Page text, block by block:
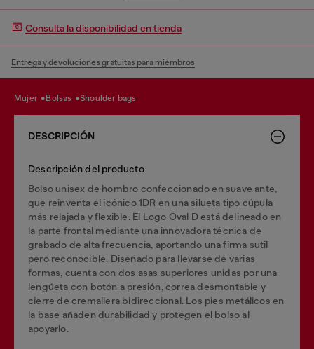
Consulta la disponibilidad en tienda
Entrega y devoluciones gratuitas para miembros
mujer bolsas shoulder bags
DESCRIPCIÓN
Descripción del producto
Bolso unisex de hombro confeccionado en suave ante,
que reinventa el icónico 1DR en una silueta tipo cúpula
más relajada y flexible. El Logo Oval D está delineado en
la parte frontal mediante una innovadora técnica de
grabado de alta frecuencia, aportando una firma sutil
pero reconocible. Diseñado para llevarse de varias
formas, cuenta con dos asas superiores unidas por una
lengüeta con botón a presión, correa desmontable y
cierre de cremallera bidireccional. Los pies metálicos en
la base añaden durabilidad y protegen el bolso al
apoyarlo.